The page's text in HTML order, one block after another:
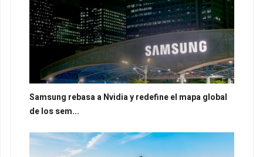
Samsung rebasa a Nvidia y redefine el mapa global
de los sem...